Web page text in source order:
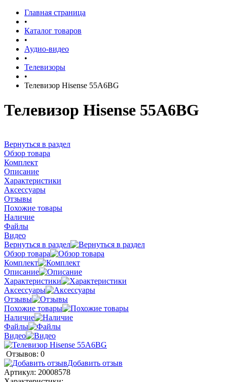
Главная страница
•
Каталог товаров
•
Аудио-видео
•
Телевизоры
•
Телевизор Hisense 55A6BG
Телевизор Hisense 55A6BG
Вернуться в раздел
Обзор товара
Комплект
Описание
Характеристики
Аксессуары
Отзывы
Похожие товары
Наличие
Файлы
Видео
Вернуться в раздел
Обзор товара
Комплект
Описание
Характеристики
Аксессуары
Отзывы
Похожие товары
Наличие
Файлы
Видео
Отзывов: 0
Добавить отзыв
Артикул: 20008578